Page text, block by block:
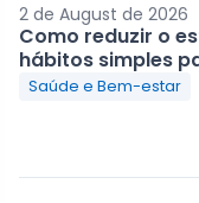
2 de August de 2026
Como reduzir o
hábitos simples
Saúde e Bem-estar